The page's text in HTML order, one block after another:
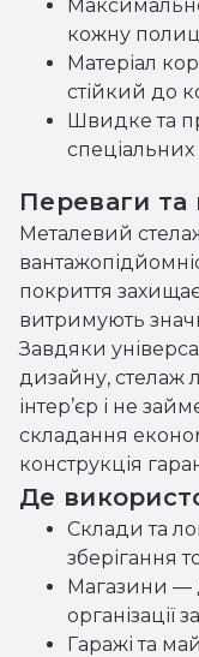
кожну
Матеріал
стійкий до
Швидке та
спеціальних
Переваги та
Металевий
покриття
витримують
Завдяки
дизайну, стелаж
інтер’єр і не
складання
конструкція
Де
Склади та
зберігання
Магазини —
організації
Гаражі та